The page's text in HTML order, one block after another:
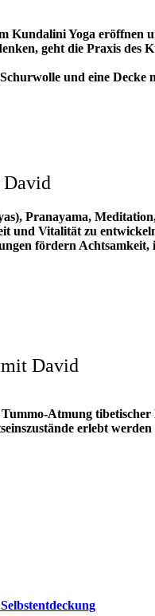
Yoga eröffnen
geht die Praxis des
und eine Decke
David
Pranayama,
und Vitalität zu
fördern Achtsamkeit,
mit David
Atmung
erlebt